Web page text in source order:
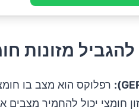
מזונות
רפלוקס הוא מצב בו
חומצי יכול להחמיר מצבים